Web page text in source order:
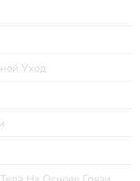
Уход